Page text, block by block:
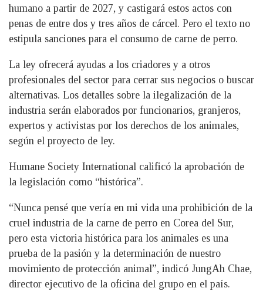
humano a partir de 2027, y castigará estos actos con
penas de entre dos y tres años de cárcel. Pero el texto no
estipula sanciones para el consumo de carne de perro.
La ley ofrecerá ayudas a los criadores y a otros
profesionales del sector para cerrar sus negocios o buscar
alternativas. Los detalles sobre la ilegalización de la
industria serán elaborados por funcionarios, granjeros,
expertos y activistas por los derechos de los animales,
según el proyecto de ley.
Humane Society International calificó la aprobación de
la legislación como “histórica”.
“Nunca pensé que vería en mi vida una prohibición de la
cruel industria de la carne de perro en Corea del Sur,
pero esta victoria histórica para los animales es una
prueba de la pasión y la determinación de nuestro
movimiento de protección animal”, indicó JungAh Chae,
director ejecutivo de la oficina del grupo en el país.